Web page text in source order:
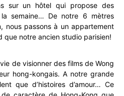
sur un hôtel qui propose des
semaine… De notre 6 mètres
nous passons à un appartement
que notre ancien studio parisien!
de visionner des films de Wong
hong-kongais. A notre grande
que d’histoires d’amour… Ce